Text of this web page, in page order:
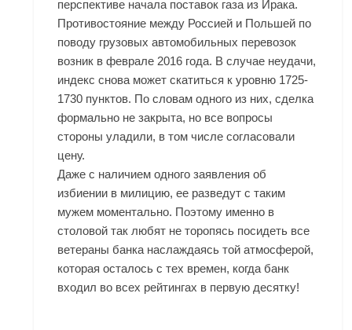
перспективе начала поставок газа из Ирака.
Противостояние между Россией и Польшей по
поводу грузовых автомобильных перевозок
возник в феврале 2016 года. В случае неудачи,
индекс снова может скатиться к уровню 1725-
1730 пунктов. По словам одного из них, сделка
формально не закрыта, но все вопросы
стороны уладили, в том числе согласовали
цену.
Даже с наличием одного заявления об
избиении в милицию, ее разведут с таким
мужем моментально. Поэтому именно в
столовой так любят не торопясь посидеть все
ветераны банка наслаждаясь той атмосферой,
которая осталось с тех времен, когда банк
входил во всех рейтингах в первую десятку!